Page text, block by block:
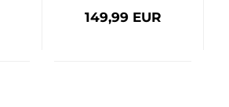
149,99 EUR